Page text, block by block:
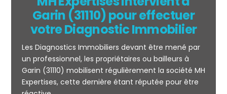
Garin (31110) pour effectuer
votre Diagnostic Immobilier
Les Diagnostics Immobiliers devant être mené par
un professionnel, les propriétaires ou bailleurs à
Garin (31110) mobilisent régulièrement la société MH
Expertises, cette dernière étant réputée pour être